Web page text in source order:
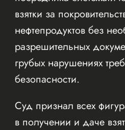
взятки за
нефтепродуктов без
разрешительных
грубых нарушениях
безопасности.
Суд признал всех
в получении и даче